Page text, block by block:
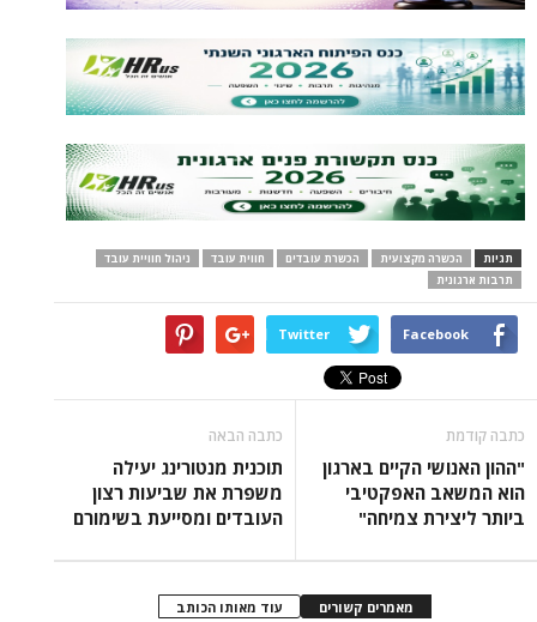
תגיות הכשרה מקצועית הכשרת עובדים חווית עובד
ניהול חוויית עובד
תרבות ארגונית
Facebook
Twitter
כתבה קודמת
"ההון האנושי הקיים בארגון
הוא המשאב האפקטיבי
ביותר ליצירת צמיחה"
כתבה הבאה
תוכנית מנטורינג יעילה
משפרת את שביעות רצון
העובדים ומסייעת בשימורם
מאמרים קשורים עוד מאותו הכותב